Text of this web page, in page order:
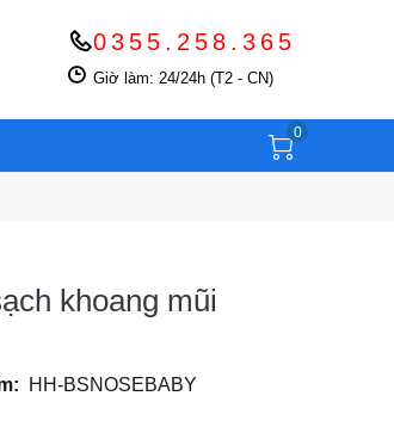
0355.258.365
Giờ làm: 24/24h (T2 - CN)
0
khoang mũi
HH-BSNOSEBABY